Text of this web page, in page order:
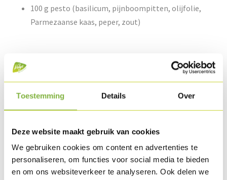
Toestemming Details Over
Deze website maakt gebruik van cookies
We gebruiken cookies om content en advertenties te
personaliseren, om functies voor social media te bieden
en om ons websiteverkeer te analyseren. Ook delen we
100 g pesto (basilicum, pijnboompitten, olijfolie,
Parmezaanse kaas, peper, zout)
Peper & zout
Bereiding
Snij 5 stukken uit de focaccia en snij deze horizontaal open.